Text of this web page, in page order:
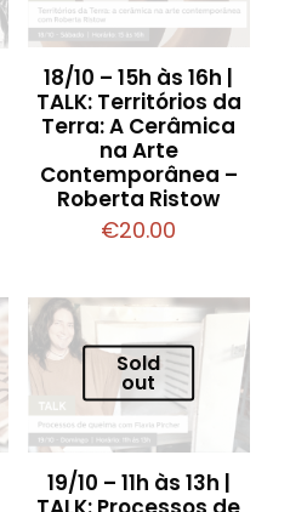
18/10 – 15h às 16h |
TALK: Territórios da
Terra: A Cerâmica
na Arte
Contemporânea –
Roberta Ristow
€20.00
Sold
out
19/10 – 11h às 13h |